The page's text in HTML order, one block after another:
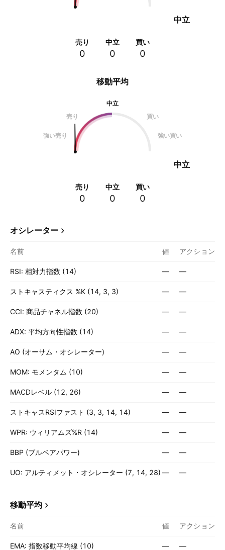
中立
売り
0
中立
0
買い
0
移動平均
中立
売り
買い
強い売り 強い買い
中立
売り
0
中立
0
買い
0
オシレーター
名前 値 アクション
RSI: 相対力指数 (14) — —
ストキャスティクス %K (14, 3, 3) — —
CCI: 商品チャネル指数 (20) — —
ADX: 平均方向性指数 (14) — —
AO (オーサム・オシレーター) — —
MOM: モメンタム (10) — —
MACDレベル (12, 26) — —
ストキャスRSIファスト (3, 3, 14, 14) — —
WPR: ウィリアムズ%R (14) — —
BBP (ブルベアパワー) — —
UO: アルティメット・オシレーター (7, 14, 28) — —
移動平均
名前 値 アクション
EMA: 指数移動平均線 (10) — —